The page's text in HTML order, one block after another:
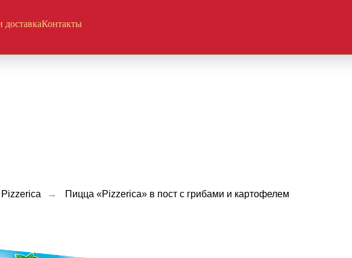
доставкаКонтакты
Pizzerica → Пицца «Pizzerica» в пост с грибами и картофелем